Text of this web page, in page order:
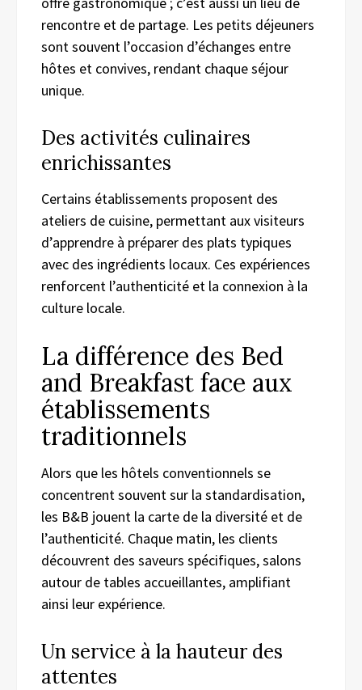
rencontre et de partage. Les petits déjeuners
sont souvent l’occasion d’échanges entre
hôtes et convives, rendant chaque séjour
unique.
Des activités culinaires
enrichissantes
Certains établissements proposent des
ateliers de cuisine, permettant aux visiteurs
d’apprendre à préparer des plats typiques
avec des ingrédients locaux. Ces expériences
renforcent l’authenticité et la connexion à la
culture locale.
La différence des Bed
and Breakfast face aux
établissements
traditionnels
Alors que les hôtels conventionnels se
concentrent souvent sur la standardisation,
les B&B jouent la carte de la diversité et de
l’authenticité. Chaque matin, les clients
découvrent des saveurs spécifiques, salons
autour de tables accueillantes, amplifiant
ainsi leur expérience.
Un service à la hauteur des
attentes